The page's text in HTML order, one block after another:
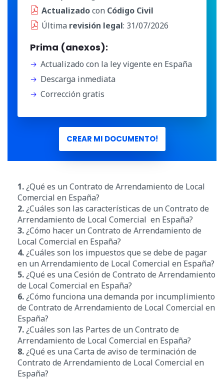
Actualizadocon Código Civil
Última revisión legal: 31/07/2026
Prima (anexos):
Actualizado con la ley vigente en España
Descarga inmediata
Corrección gratis
CREAR MI DOCUMENTO!
1.¿Qué es un Contrato de Arrendamiento de Local
Comercial en España?
2.¿Cuáles son las características de un Contrato de
Arrendamiento de Local Comercial en España?
3.¿Cómo hacer un Contrato de Arrendamiento de
Local Comercial en España?
4.¿Cuáles son los impuestos que se debe de pagar
en un Arrendamiento de Local Comercial en España?
5.¿Qué es una Cesión de Contrato de Arrendamiento
de Local Comercial en España?
6.¿Cómo funciona una demanda por incumplimiento
de Contrato de Arrendamiento de Local Comercial en
España?
7.¿Cuáles son las Partes de un Contrato de
Arrendamiento de Local Comercial en España?
8.¿Qué es una Carta de aviso de terminación de
Contrato de Arrendamiento de Local Comercial en
España?